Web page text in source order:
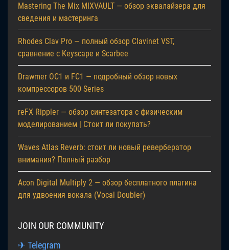
Mastering The Mix MIXVAULT — обзор эквалайзера для
сведения и мастеринга
Rhodes Clav Pro — полный обзор Clavinet VST,
сравнение с Keyscape и Scarbee
Drawmer OC1 и FC1 — подробный обзор новых
компрессоров 500 Series
reFX Rippler — обзор синтезатора с физическим
моделированием | Стоит ли покупать?
Waves Atlas Reverb: стоит ли новый ревербератор
внимания? Полный разбор
Acon Digital Multiply 2 — обзор бесплатного плагина
для удвоения вокала (Vocal Doubler)
JOIN OUR COMMUNITY
✈ Telegram